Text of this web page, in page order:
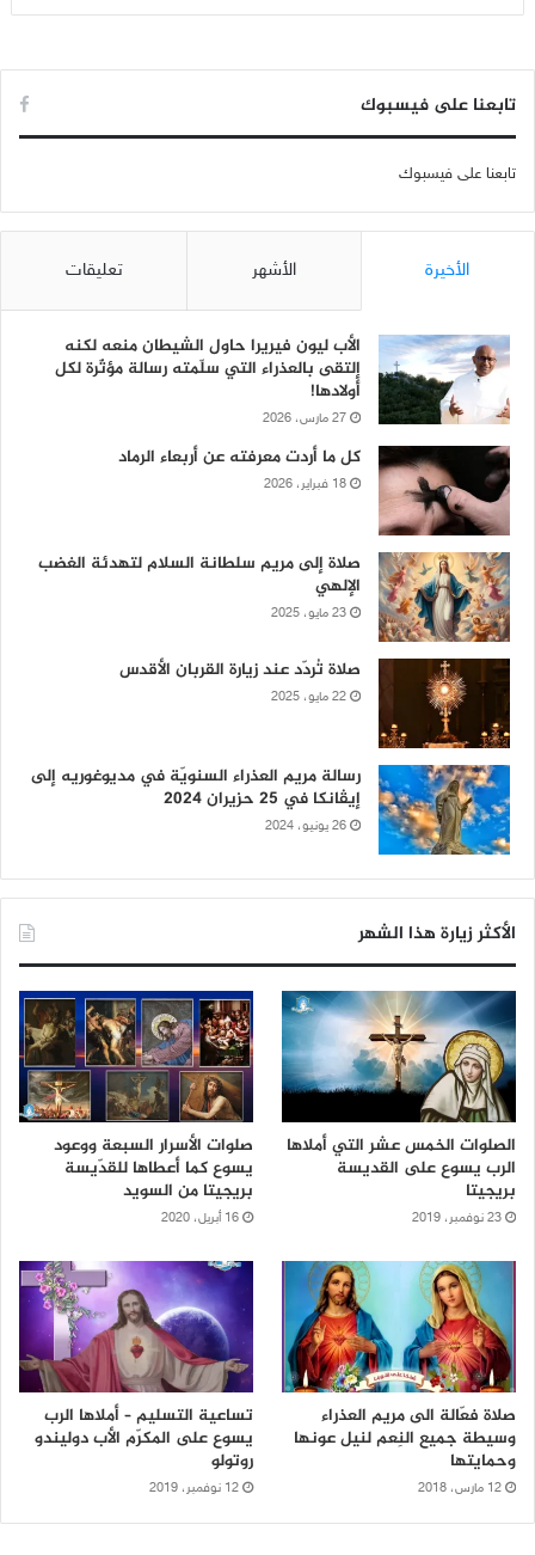
تابعنا على فيسبوك
تابعنا على فيسبوك
الأخيرة الأشهر تعليقات
الأب ليون فيريرا حاول الشيطان منعه لكنه
إلتقى بالعذراء التي سلّمته رسالة مؤثّرة لكل
أولادها!
27 مارس، 2026
كل ما أردت معرفته عن أربعاء الرماد
18 فبراير، 2026
صلاة إلى مريم سلطانة السلام لتهدئة الغضب
الإلهي
23 مايو، 2025
صلاة تُردّد عند زيارة القربان الأقدس
22 مايو، 2025
رسالة مريم العذراء السنويّة في مديوغوريه إلى
إيڤانكا في 25 حزيران 2024
26 يونيو، 2024
الأكثر زيارة هذا الشهر
الصلوات الخمس عشر التي أملاها
الرب يسوع على القديسة
بريجيتا
23 نوفمبر، 2019
صلوات الأسرار السبعة ووعود
يسوع كما أعطاها للقدّيسة
بريجيتا من السويد
16 أبريل، 2020
صلاة فعّالة الى مريم العذراء
وسيطة جميع النِعم لنيل عونها
وحمايتها
12 مارس، 2018
تساعية التسليم – أملاها الرب
يسوع على المكرّم الأب دوليندو
روتولو
12 نوفمبر، 2019